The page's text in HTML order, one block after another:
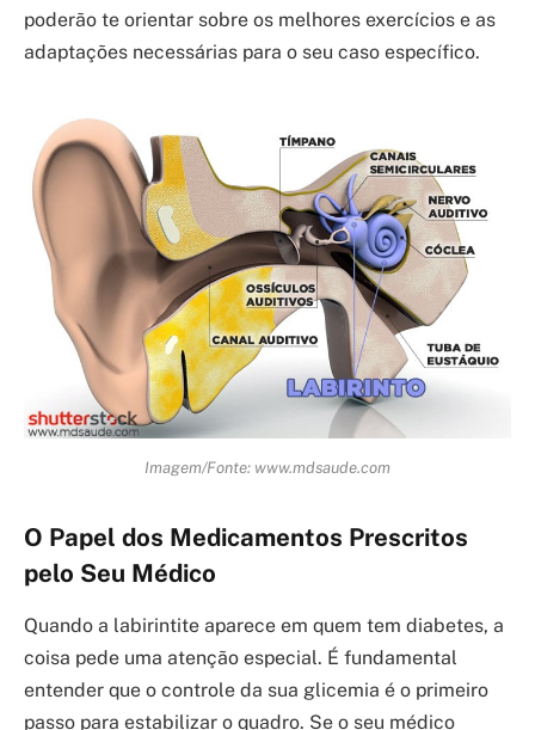
poderão te orientar sobre os melhores exercícios e as
adaptações necessárias para o seu caso específico.
Imagem/Fonte: www.mdsaude.com
O Papel dos Medicamentos Prescritos
pelo Seu Médico
Quando a labirintite aparece em quem tem diabetes, a
coisa pede uma atenção especial. É fundamental
entender que o controle da sua glicemia é o primeiro
passo para estabilizar o quadro. Se o seu médico